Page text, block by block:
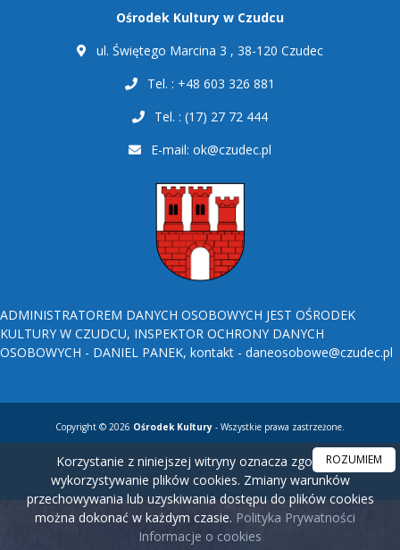
Ośrodek Kultury w Czudcu
ul. Świętego Marcina 3 , 38-120 Czudec
Tel. : +48 603 326 881
Tel. : (17) 27 72 444
E-mail: ok@czudec.pl
ADMINISTRATOREM DANYCH OSOBOWYCH JEST OŚRODEK
KULTURY W CZUDCU, INSPEKTOR OCHRONY DANYCH
OSOBOWYCH - DANIEL PANEK, kontakt - daneosobowe@czudec.pl
Copyright © 2026 Ośrodek Kultury - Wszystkie prawa zastrzeżone.
Korzystanie z niniejszej witryny oznacza zgodę na
wykorzystywanie plików cookies. Zmiany warunków
przechowywania lub uzyskiwania dostępu do plików cookies
można dokonać w każdym czasie. Polityka Prywatności
Informacje o cookies
ROZUMIEM